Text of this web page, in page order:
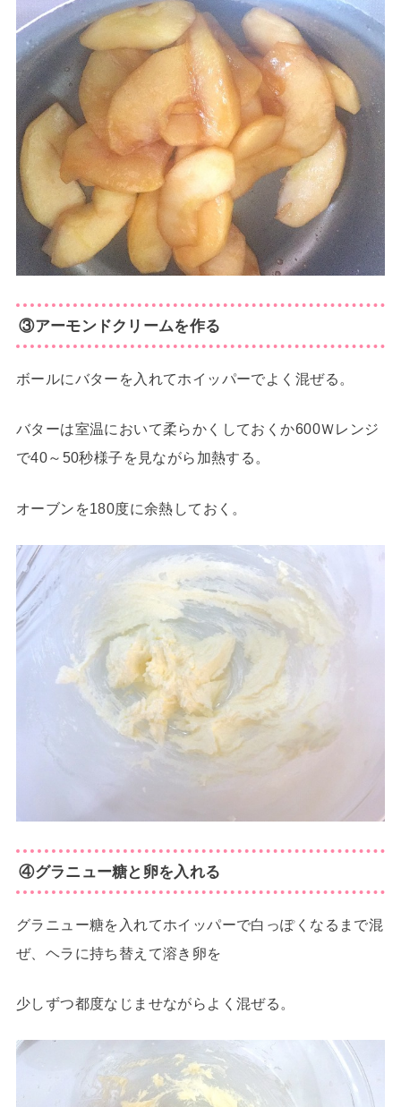
③アーモンドクリームを作る
ボールにバターを入れてホイッパーでよく混ぜる。
バターは室温において柔らかくしておくか600Ｗレンジ
で40～50秒様子を見ながら加熱する。
オーブンを180度に余熱しておく。
④グラニュー糖と卵を入れる
グラニュー糖を入れてホイッパーで白っぽくなるまで混
ぜ、ヘラに持ち替えて溶き卵を
少しずつ都度なじませながらよく混ぜる。